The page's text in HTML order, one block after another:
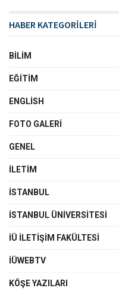
HABER KATEGORİLERİ
BILIM
EĞITIM
ENGLISH
FOTO GALERI
GENEL
İLETIM
İSTANBUL
İSTANBUL ÜNIVERSITESI
İÜ İLETIŞIM FAKÜLTESI
İÜWEBTV
KÖŞE YAZILARI